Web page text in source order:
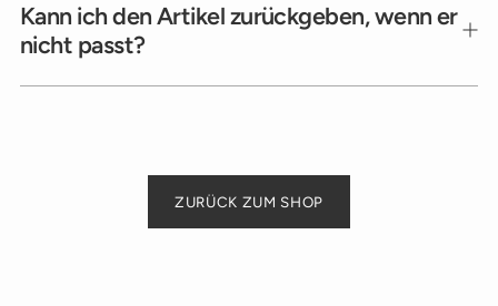
Kann ich den Artikel zurückgeben, wenn er
nicht passt?
ZURÜCK ZUM SHOP